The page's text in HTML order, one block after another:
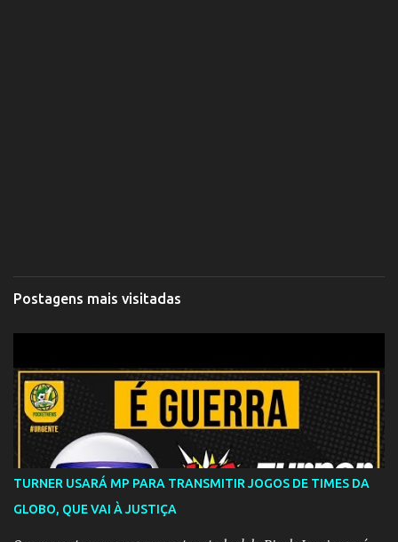
Postagens mais visitadas
TURNER USARÁ MP PARA TRANSMITIR JOGOS DE TIMES DA
GLOBO, QUE VAI À JUSTIÇA